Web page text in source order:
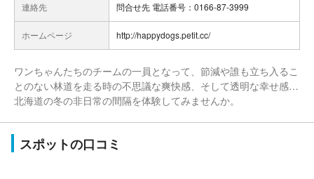
連絡先 問合せ先 電話番号：0166-87-3999
ホームページ http://happydogs.petit.cc/
ワンちゃんたちのチームの一員となって、節減や誰も立ち入るこ
とのない林道を走る時の不思議な爽快感、そして透明な幸せ感…
北海道の冬の非日常の間隔を体験してみませんか。
スポットの口コミ